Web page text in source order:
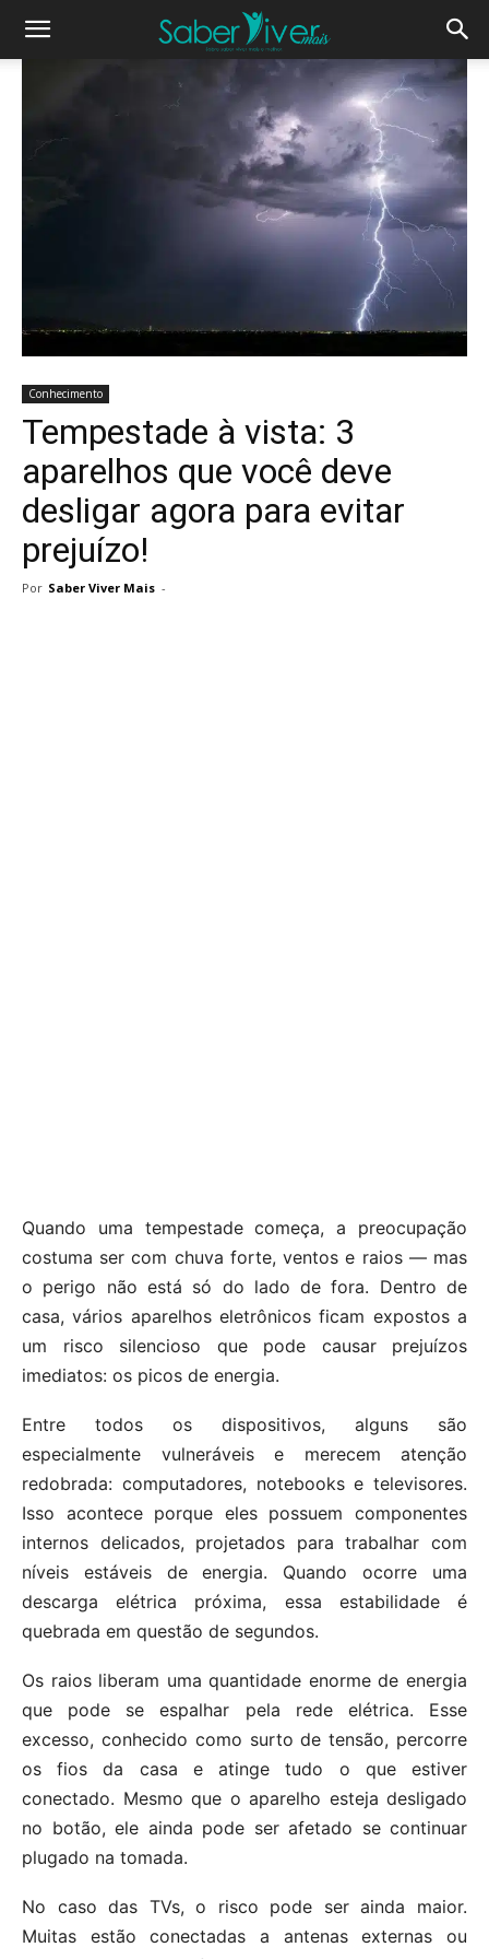
Conhecimento
Tempestade à vista: 3
aparelhos que você deve
desligar agora para evitar
prejuízo!
Por Saber Viver Mais -
Quando uma tempestade começa, a preocupação
costuma ser com chuva forte, ventos e raios — mas
o perigo não está só do lado de fora. Dentro de
casa, vários aparelhos eletrônicos ficam expostos a
um risco silencioso que pode causar prejuízos
imediatos: os picos de energia.
Entre todos os dispositivos, alguns são
especialmente vulneráveis e merecem atenção
redobrada: computadores, notebooks e televisores.
Isso acontece porque eles possuem componentes
internos delicados, projetados para trabalhar com
níveis estáveis de energia. Quando ocorre uma
descarga elétrica próxima, essa estabilidade é
quebrada em questão de segundos.
Os raios liberam uma quantidade enorme de energia
que pode se espalhar pela rede elétrica. Esse
excesso, conhecido como surto de tensão, percorre
os fios da casa e atinge tudo o que estiver
conectado. Mesmo que o aparelho esteja desligado
no botão, ele ainda pode ser afetado se continuar
plugado na tomada.
No caso das TVs, o risco pode ser ainda maior.
Muitas estão conectadas a antenas externas ou